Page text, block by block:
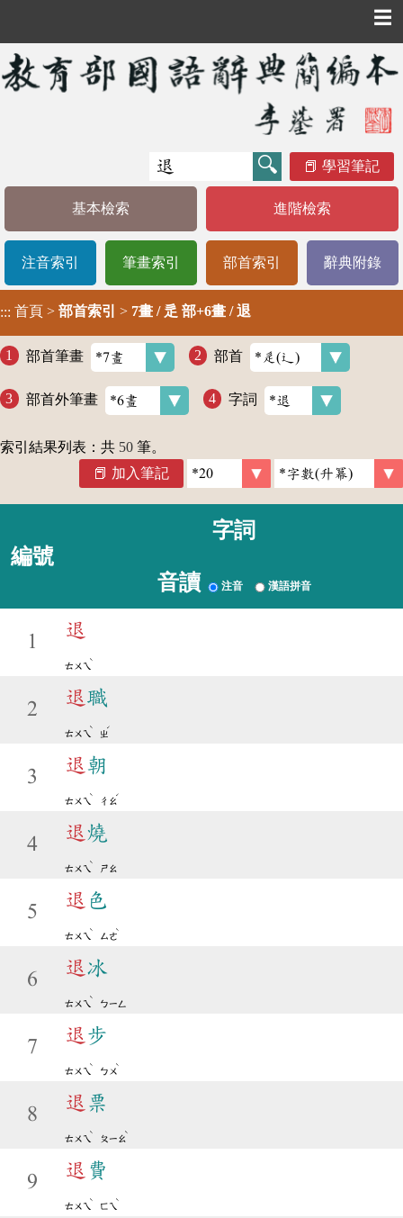
☰
學習筆記
基本檢索 進階檢索
注音索引 筆畫索引 部首索引 辭典附錄
::: 首頁 > 部首索引 > 7畫 / 辵 部+6畫 / 退
部首筆畫 部首
部首外筆畫 字詞
索引結果列表：共 50 筆。
加入筆記
編號
字詞
音讀 注音 漢語拼音
1
退
ㄊㄨㄟ
ˋ
2
退 職
ㄊㄨㄟ
ˋ
ㄓ
ˊ
3
退 朝
ㄊㄨㄟ
ˋ
ㄔㄠ
ˊ
4
退 燒
ㄊㄨㄟ
ˋ
ㄕㄠ
5
退 色
ㄊㄨㄟ
ˋ
ㄙㄜ
ˋ
6
退 冰
ㄊㄨㄟ
ˋ
ㄅㄧㄥ
7
退 步
ㄊㄨㄟ
ˋ
ㄅㄨ
ˋ
8
退 票
ㄊㄨㄟ
ˋ
ㄆㄧㄠ
ˋ
9
退 費
ㄊㄨㄟ
ˋ
ㄈㄟ
ˋ